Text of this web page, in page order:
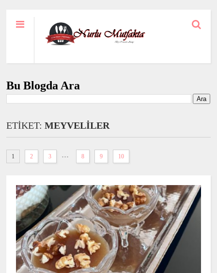
Bu Blogda Ara
ETİKET:MEYVELİLER
1 2 3 ... 8 9 10